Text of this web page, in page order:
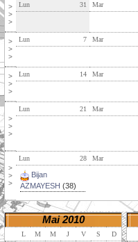
>
>
>
31
Lun Mar
>
>
>
7
Lun Mar
>
>
>
14
Lun Mar
>
>
>
21
Lun Mar
>
>
>
28
Lun
Bijan
AZMAYESH (38)
Mar
Mai 2010
L M M J V S
D